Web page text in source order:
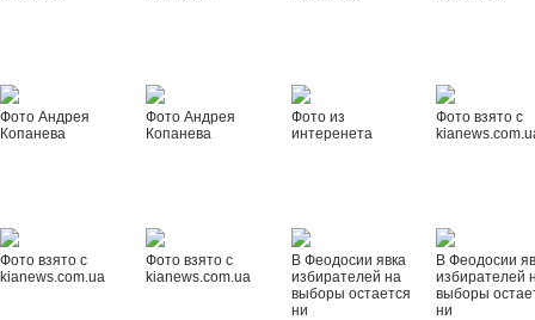
Фото Андрея
Копанева
Фото Андрея
Копанева
Фото из
интеренета
Фото взято с
Фото взято с
kianews.com.ua
Фото взято с
kianews.com.ua
В Феодосии явка
избирателей на
выборы остается
ни
В Феодосии
избирателей
выборы
ни